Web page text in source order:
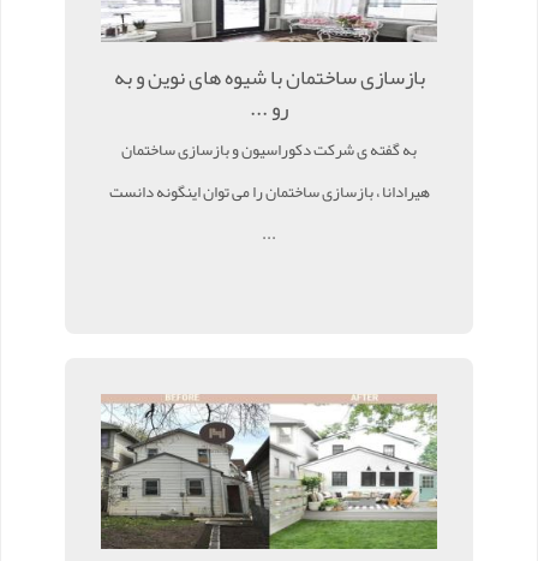
بازسازی ساختمان با شیوه های نوین و به
رو ...
به گفته ی شرکت دکوراسیون و بازسازی ساختمان
هیرادانا ، بازسازی ساختمان را می توان اینگونه دانست
...